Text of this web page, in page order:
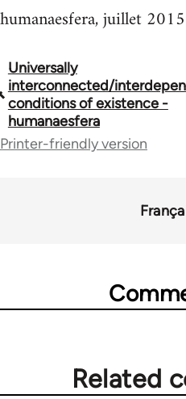
humanaesfera, juillet 2015
Book
traversal
links
Universally
interconnected/
conditions of existence -
humanaesfera
Printer-friendly version
Related